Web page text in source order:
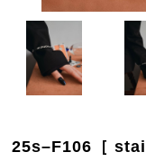
25s–F106［